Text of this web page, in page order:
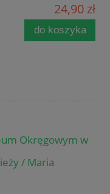
24,90 zł
do koszyka
Okręgowym w
/ Maria